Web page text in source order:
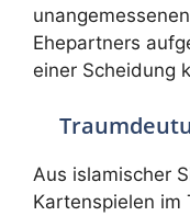
Ehepartners
einer Scheidung
Aus islamischer
Kartenspielen im